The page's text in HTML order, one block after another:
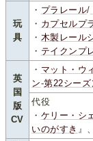
玩
具
・ プラレール/
・ カプセルプ
・ 木製レール
・ テイクンプ
英
国
版
CV
・ マット・ウ
ン-第22シーズ
代役
・ ケリー・シ
いのがすき 』、